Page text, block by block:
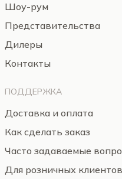
Шоу-рум
Представительства
Дилеры
Контакты
ПОДДЕРЖКА
Доставка и оплата
Как сделать заказ
Часто задаваемые
Для розничных клиентов